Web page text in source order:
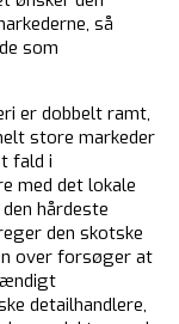
så
som
er dobbelt ramt,
store markeder
fald i
med det lokale
hårdeste
den skotske
over forsøger at
detailhandlere,